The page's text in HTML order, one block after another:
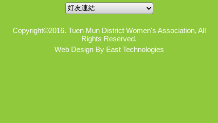
Copyright©2016. Tuen Mun District Women's Association, All
Rights Reserved.
Web Design By East Technologies